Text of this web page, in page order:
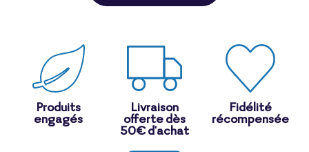
Produits
engagés
Livraison
offerte dès
50€ d'achat
Fidélité
récompensée